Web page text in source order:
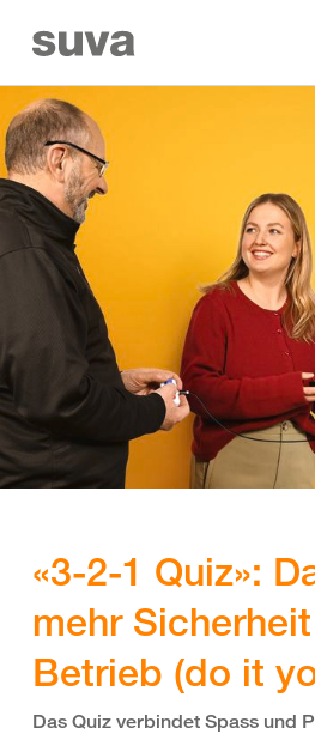
«3-2-1 Quiz»:
mehr
Betrieb (do it
Das Quiz verbindet Spass und